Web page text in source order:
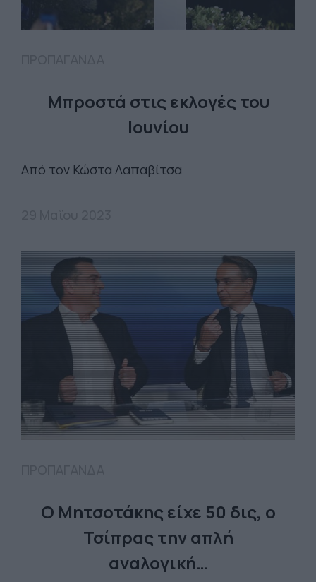
Μπροστά στις εκλογές του
Ιουνίου
Από τον Κώστα Λαπαβίτσα
Ο Μητσοτάκης είχε 50 δις, ο
Τσίπρας την απλή
αναλογική…